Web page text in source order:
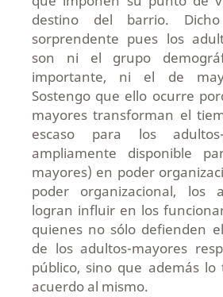
destino del barrio.
sorprendente pues los
son ni el grupo
importante, ni el de
Sostengo que ello ocurre
mayores transforman el
escaso para los
ampliamente disponible
mayores) en poder
poder organizacional, los
logran influir en los
quienes no sólo defienden
de los adultos-mayores
público, sino que además
acuerdo al mismo.